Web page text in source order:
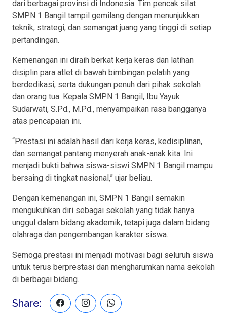
dari berbagai provinsi di Indonesia. Tim pencak silat
SMPN 1 Bangil tampil gemilang dengan menunjukkan
teknik, strategi, dan semangat juang yang tinggi di setiap
pertandingan.
Kemenangan ini diraih berkat kerja keras dan latihan
disiplin para atlet di bawah bimbingan pelatih yang
berdedikasi, serta dukungan penuh dari pihak sekolah
dan orang tua. Kepala SMPN 1 Bangil, Ibu Yayuk
Sudarwati, S.Pd., M.Pd., menyampaikan rasa bangganya
atas pencapaian ini.
“Prestasi ini adalah hasil dari kerja keras, kedisiplinan,
dan semangat pantang menyerah anak-anak kita. Ini
menjadi bukti bahwa siswa-siswi SMPN 1 Bangil mampu
bersaing di tingkat nasional,” ujar beliau.
Dengan kemenangan ini, SMPN 1 Bangil semakin
mengukuhkan diri sebagai sekolah yang tidak hanya
unggul dalam bidang akademik, tetapi juga dalam bidang
olahraga dan pengembangan karakter siswa.
Semoga prestasi ini menjadi motivasi bagi seluruh siswa
untuk terus berprestasi dan mengharumkan nama sekolah
di berbagai bidang.
Share: